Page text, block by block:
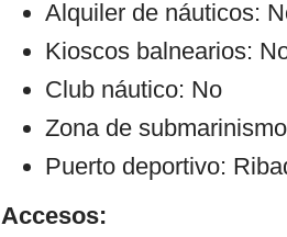
Alquiler de náuticos:
Kioscos balnearios:
Club náutico: No
Zona de
Puerto deportivo:
Accesos: